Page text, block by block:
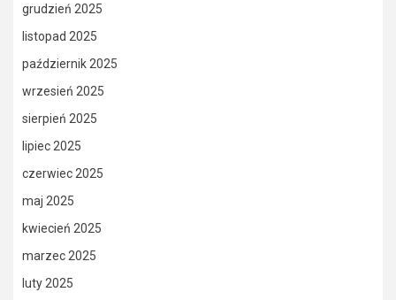
grudzień 2025
listopad 2025
październik 2025
wrzesień 2025
sierpień 2025
lipiec 2025
czerwiec 2025
maj 2025
kwiecień 2025
marzec 2025
luty 2025